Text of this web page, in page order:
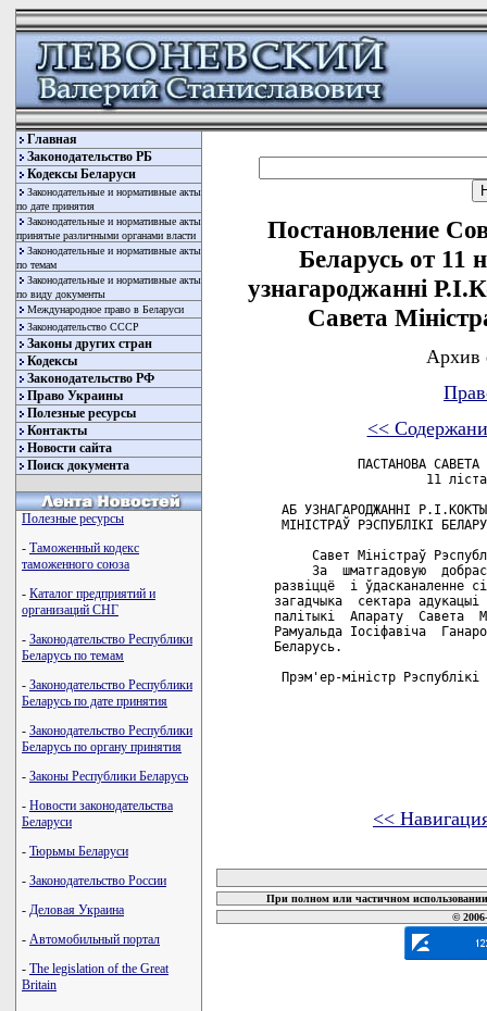
Главная
Законодательство РБ
Кодексы Беларуси
Законодательные и нормативные акты
по дате принятия
Законодательные и нормативные акты
принятые различными органами власти
Законодательные и нормативные акты
по темам
Законодательные и нормативные акты
по виду документы
Международное право в Беларуси
Законодательство СССР
Законы других стран
Кодексы
Законодательство РФ
Право Украины
Полезные ресурсы
Контакты
Новости сайта
Поиск документа
Полезные ресурсы
- Таможенный кодекс
таможенного союза
- Каталог предприятий и
организаций СНГ
- Законодательство Республики
Беларусь по темам
- Законодательство Республики
Беларусь по дате принятия
- Законодательство Республики
Беларусь по органу принятия
- Законы Республики Беларусь
- Новости законодательства
Беларуси
- Тюрьмы Беларуси
- Законодательство России
- Деловая Украина
- Автомобильный портал
- The legislation of the Great
Britain
Постановление
Беларусь от 11
узнагароджаннi
Савета
Архив
<<
ПАСТАНОВА САВЕТА
11
АБ УЗНАГАРОДЖАННI
МIНIСТРАЎ РЭСПУБЛIКI
Савет Мiнiстраў
За  шматгадовую
развiццё  i ўдасканаленне
загадчыка  сектара
палiтыкi  Апарату  Савета
Рамуальда Iосiфавiча
Беларусь.
Прэм'ер-мiнiстр
<<
При полном или частичном
©